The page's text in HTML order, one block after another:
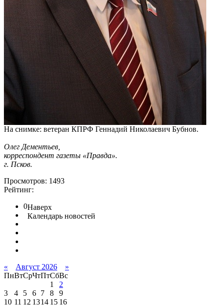
На снимке: ветеран КПРФ Геннадий Николаевич Бубнов.
Олег Дементьев,
корреспондент газеты «Правда».
г. Псков.
Просмотров: 1493
Рейтинг:
0Наверх
Календарь новостей
« Август 2026
»
ПнВтСрЧтПтСбВс
1
2
3
4 5 6 7 8
9
10 11 12 1314 15 16